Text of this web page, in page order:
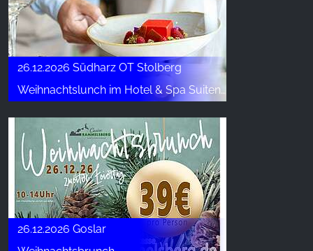
26.12.2026 Südharz OT Stolberg
Weihnachtslunch im Hotel & Spa Suiten FreiWerk
26.12.2026 Goslar